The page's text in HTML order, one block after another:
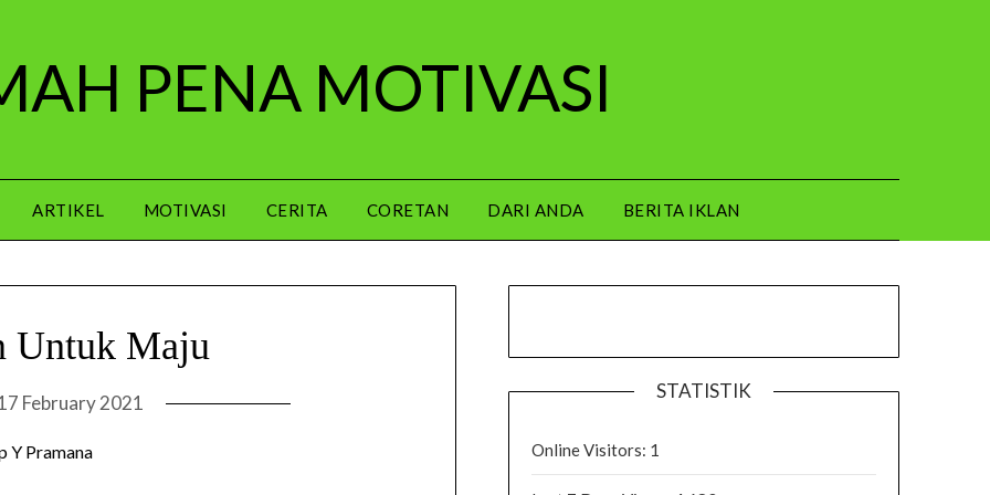
PENA MOTIVASI
ARTIKEL MOTIVASI CERITA CORETAN DARI ANDA BERITA IKLAN
Untuk Maju
February 2021
Y Pramana
STATISTIK
Online Visitors: 1